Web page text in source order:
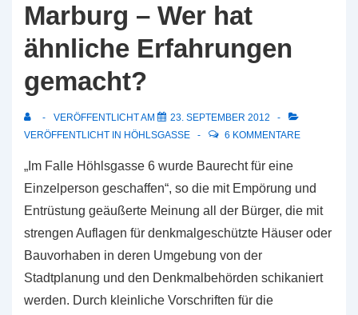
Marburg – Wer hat
ähnliche Erfahrungen
gemacht?
VERÖFFENTLICHT AM
23. SEPTEMBER 2012
VERÖFFENTLICHT IN HÖHLSGASSE 6 KOMMENTARE
„Im Falle Höhlsgasse 6 wurde Baurecht für eine
Einzelperson geschaffen“, so die mit Empörung und
Entrüstung geäußerte Meinung all der Bürger, die mit
strengen Auflagen für denkmalgeschützte Häuser oder
Bauvorhaben in deren Umgebung von der
Stadtplanung und den Denkmalbehörden schikaniert
werden. Durch kleinliche Vorschriften für die